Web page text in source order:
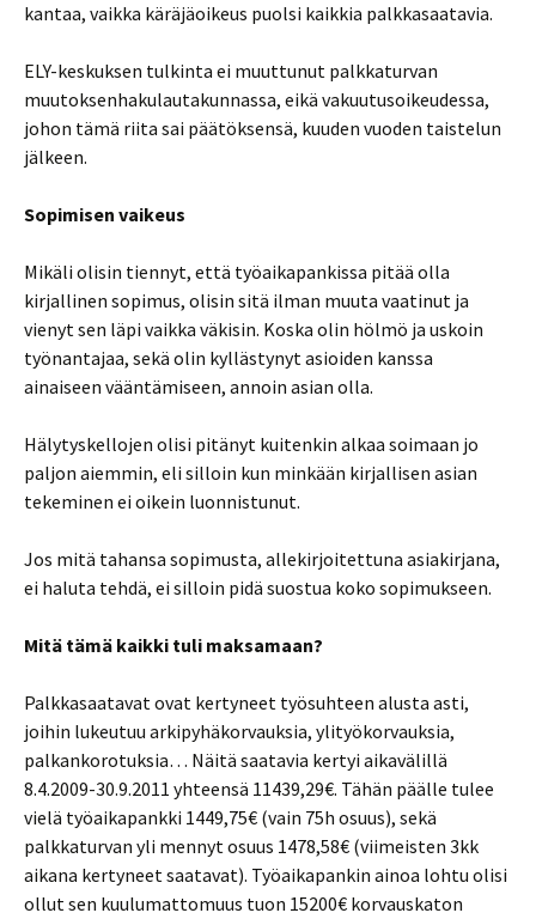
kantaa, vaikka käräjäoikeus puolsi kaikkia palkkasaatavia.
ELY-keskuksen tulkinta ei muuttunut palkkaturvan
muutoksenhakulautakunnassa, eikä vakuutusoikeudessa,
johon tämä riita sai päätöksensä, kuuden vuoden taistelun
jälkeen.
Sopimisen vaikeus
Mikäli olisin tiennyt, että työaikapankissa pitää olla
kirjallinen sopimus, olisin sitä ilman muuta vaatinut ja
vienyt sen läpi vaikka väkisin. Koska olin hölmö ja uskoin
työnantajaa, sekä olin kyllästynyt asioiden kanssa
ainaiseen vääntämiseen, annoin asian olla.
Hälytyskellojen olisi pitänyt kuitenkin alkaa soimaan jo
paljon aiemmin, eli silloin kun minkään kirjallisen asian
tekeminen ei oikein luonnistunut.
Jos mitä tahansa sopimusta, allekirjoitettuna asiakirjana,
ei haluta tehdä, ei silloin pidä suostua koko sopimukseen.
Mitä tämä kaikki tuli maksamaan?
Palkkasaatavat ovat kertyneet työsuhteen alusta asti,
joihin lukeutuu arkipyhäkorvauksia, ylityökorvauksia,
palkankorotuksia… Näitä saatavia kertyi aikavälillä
8.4.2009-30.9.2011 yhteensä 11439,29€. Tähän päälle tulee
vielä työaikapankki 1449,75€ (vain 75h osuus), sekä
palkkaturvan yli mennyt osuus 1478,58€ (viimeisten 3kk
aikana kertyneet saatavat). Työaikapankin ainoa lohtu olisi
ollut sen kuulumattomuus tuon 15200€ korvauskaton